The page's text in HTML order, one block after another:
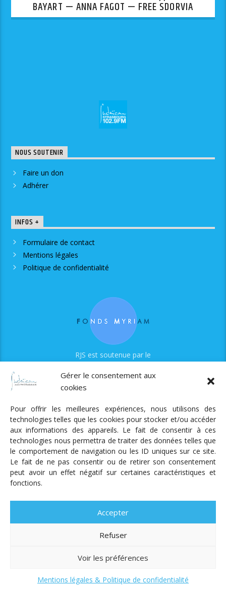
Gérer le consentement aux
cookies
Pour offrir les meilleures expériences, nous utilisons des
technologies telles que les cookies pour stocker et/ou accéder
aux informations des appareils. Le fait de consentir à ces
technologies nous permettra de traiter des données telles que
le comportement de navigation ou les ID uniques sur ce site.
Le fait de ne pas consentir ou de retirer son consentement
peut avoir un effet négatif sur certaines caractéristiques et
fonctions.
Accepter
Refuser
Voir les préférences
Mentions légales & Politique de confidentialité
BAYART — ANNA FAGOT — FREE SDORVIA
NOUS SOUTENIR
Faire un don
Adhérer
INFOS +
Formulaire de contact
Mentions légales
Politique de confidentialité
RJS est soutenue par le
Radio Judaica Strasbourg
Tous droits réservés
RADIO JUDAÏCA
ÉMISSIONS ET GRILLE DES PROGRAMMES
PODCASTS
UN DON
ADHÉRER MENTIONS LÉGALES
RÉAL.